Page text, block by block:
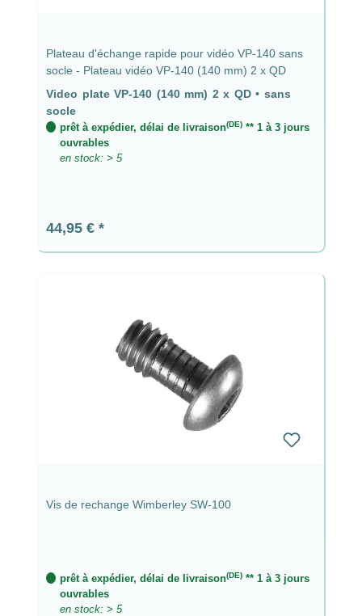
Plateau d'échange rapide pour vidéo VP-140 sans
socle - Plateau vidéo VP-140 (140 mm) 2 x QD
Video plate VP-140 (140 mm) 2 x QD • sans
socle
prêt à expédier, délai de livraison(DE)** 1 à 3 jours
ouvrables
en stock: > 5
Prix régulier :
44,95 €
Vis de rechange Wimberley SW-100
prêt à expédier, délai de livraison(DE)** 1 à 3 jours
ouvrables
en stock: > 5